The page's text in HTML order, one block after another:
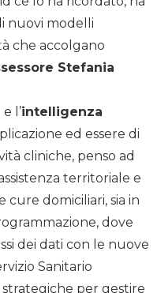
nuovi modelli
che accolgano
Stefania
e l’intelligenza
ed essere di
cliniche, penso ad
territoriale e
cure domiciliari, sia in
dove
dei dati con le nuove
Sanitario
per gestire